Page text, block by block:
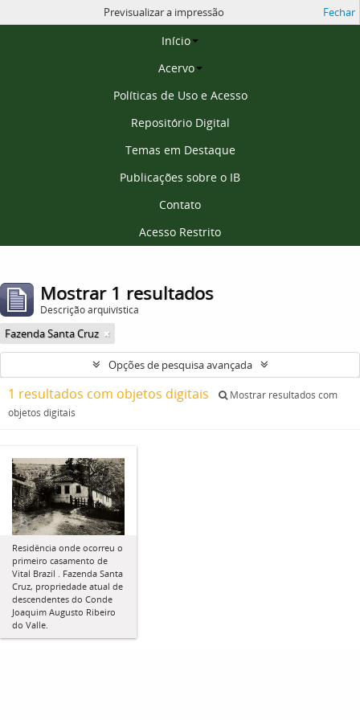
Página inicial
Início
Acervo
Políticas de Uso e Acesso
Repositório Digital
Temas em Destaque
Publicações sobre o IB
Contato
Acesso Restrito
Previsualizar a impressão Fechar
Mostrar 1 resultados
Descrição arquivística
Fazenda Santa Cruz
Opções de pesquisa avançada
1 resultados com objetos digitais
Mostrar resultados com
objetos digitais
Residência onde ocorreu o
primeiro casamento de
Vital Brazil . Fazenda Santa
Cruz, propriedade atual de
descendentes do Conde
Joaquim Augusto Ribeiro
do Valle.